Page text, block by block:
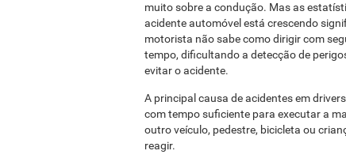
muito sobre a condução. Mas as
acidente automóvel está crescendo
motorista não sabe como dirigir com
tempo, dificultando a detecção de
evitar o acidente.
A principal causa de acidentes em
com tempo suficiente para executar a
outro veículo, pedestre, bicicleta ou
reagir.